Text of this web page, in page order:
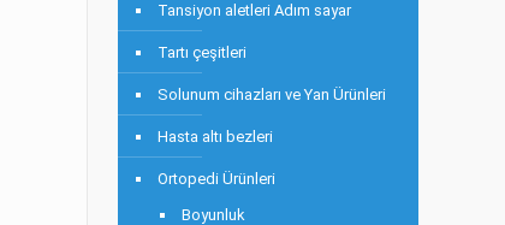
Tansiyon aletleri Adım sayar
Tartı çeşitleri
Solunum cihazları ve Yan Ürünleri
Hasta altı bezleri
Ortopedi Ürünleri
Boyunluk